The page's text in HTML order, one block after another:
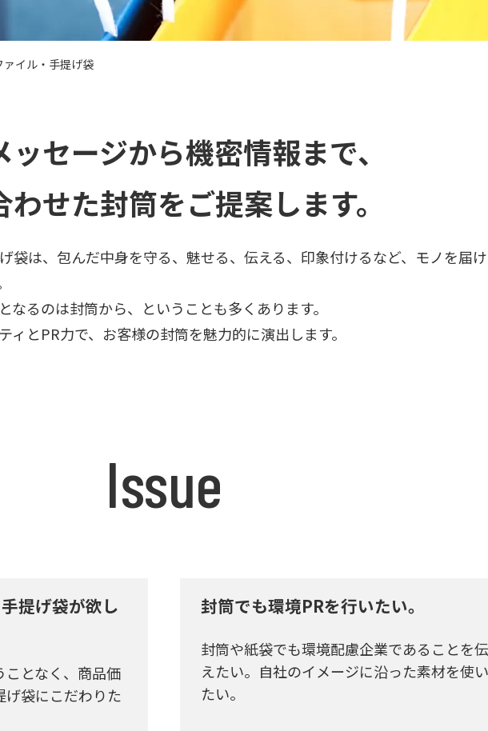
イル・手提げ袋
セージから機密情報まで、
せた封筒をご提案します。
袋は、包んだ中身を守る、魅せる、伝える、印象付けるなど、モノを届
なるのは封筒から、ということも多くあります。
ィとPR力で、お客様の封筒を魅力的に演出します。
Issue
提げ袋が欲し
ことなく、商品価
袋にこだわりた
封筒でも環境PRを行いたい。
封筒や紙袋でも環境配慮企業であることを伝
えたい。自社のイメージに沿った素材を使い
たい。